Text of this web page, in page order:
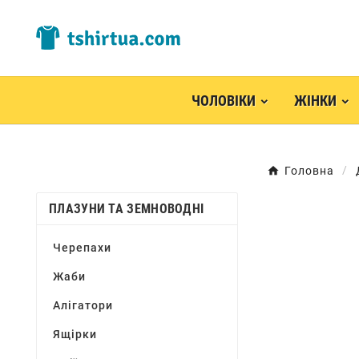
ЧОЛОВІКИ ЖІНКИ
Головна
ПЛАЗУНИ ТА ЗЕМНОВОДНІ
Черепахи
Жаби
Алігатори
Ящірки